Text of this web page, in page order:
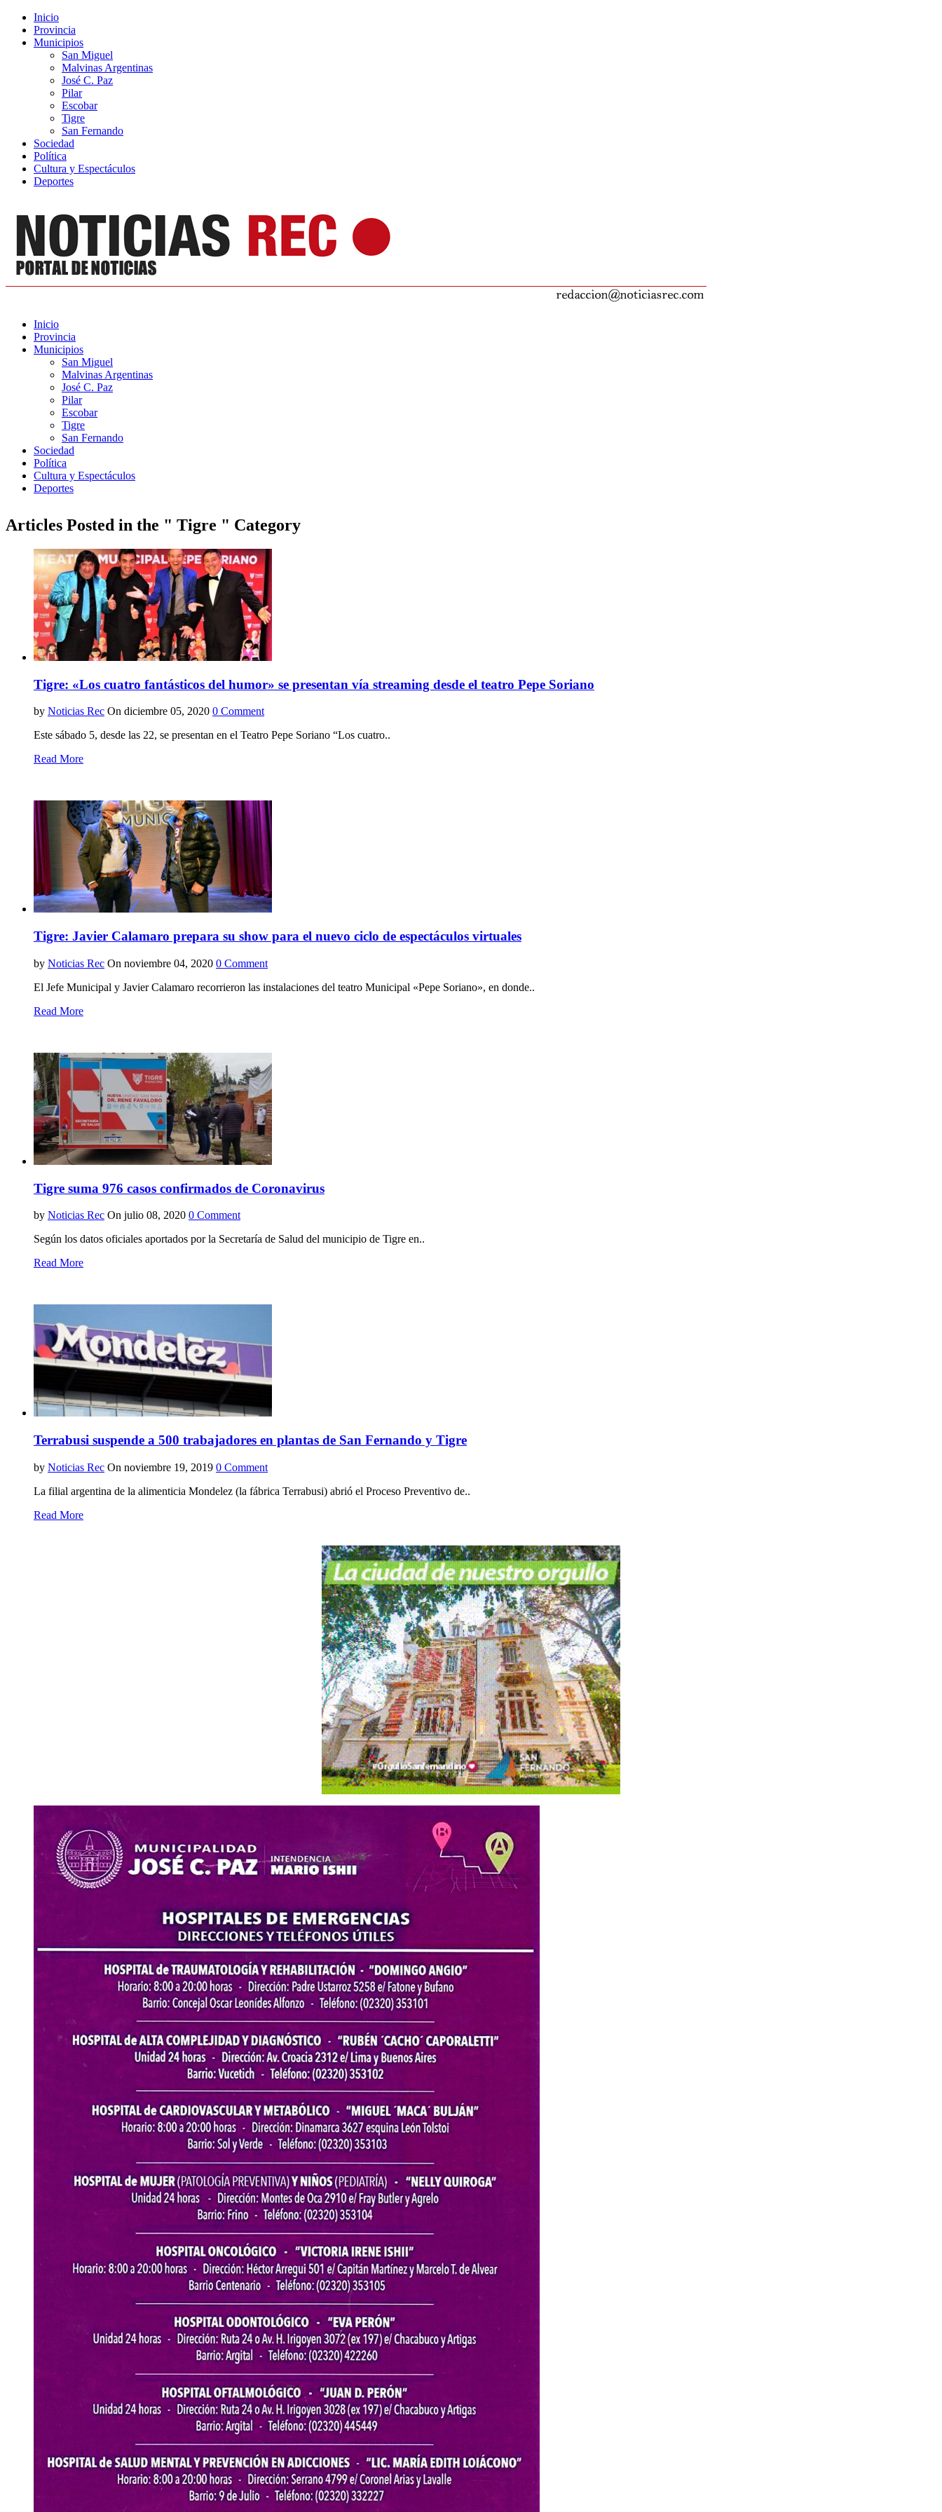
Inicio
Provincia
Municipios
San Miguel
Malvinas Argentinas
José C. Paz
Pilar
Escobar
Tigre
San Fernando
Sociedad
Política
Cultura y Espectáculos
Deportes
Inicio
Provincia
Municipios
San Miguel
Malvinas Argentinas
José C. Paz
Pilar
Escobar
Tigre
San Fernando
Sociedad
Política
Cultura y Espectáculos
Deportes
Articles Posted in the " Tigre " Category
Tigre: «Los cuatro fantásticos del humor» se presentan vía streaming desde el teatro Pepe Soriano
by Noticias Rec On diciembre 05, 2020 0 Comment
Este sábado 5, desde las 22, se presentan en el Teatro Pepe Soriano “Los cuatro..
Read More
Tigre: Javier Calamaro prepara su show para el nuevo ciclo de espectáculos virtuales
by Noticias Rec On noviembre 04, 2020 0 Comment
El Jefe Municipal y Javier Calamaro recorrieron las instalaciones del teatro Municipal «Pepe Soriano», en donde..
Read More
Tigre suma 976 casos confirmados de Coronavirus
by Noticias Rec On julio 08, 2020 0 Comment
Según los datos oficiales aportados por la Secretaría de Salud del municipio de Tigre en..
Read More
Terrabusi suspende a 500 trabajadores en plantas de San Fernando y Tigre
by Noticias Rec On noviembre 19, 2019 0 Comment
La filial argentina de la alimenticia Mondelez (la fábrica Terrabusi) abrió el Proceso Preventivo de..
Read More